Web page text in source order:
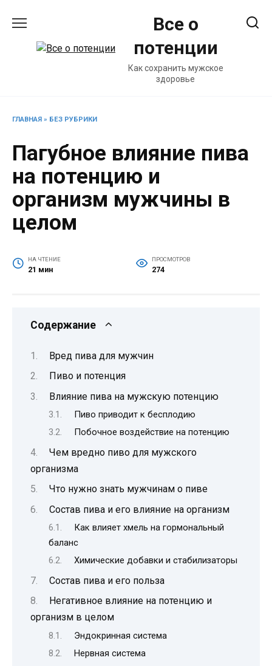
Все о
потенции
Как сохранить мужское
здоровье
ГЛАВНАЯ » БЕЗ РУБРИКИ
Пагубное влияние пива
на потенцию и
организм мужчины в
целом
НА ЧТЕНИЕ
21 мин
ПРОСМОТРОВ
274
Содержание
Вред пива для мужчин
Пиво и потенция
Влияние пива на мужскую потенцию
Пиво приводит к бесплодию
Побочное воздействие на потенцию
Чем вредно пиво для мужского
организма
Что нужно знать мужчинам о пиве
Состав пива и его влияние на организм
Как влияет хмель на гормональный
баланс
Химические добавки и стабилизаторы
Состав пива и его польза
Негативное влияние на потенцию и
организм в целом
Эндокринная система
Нервная система